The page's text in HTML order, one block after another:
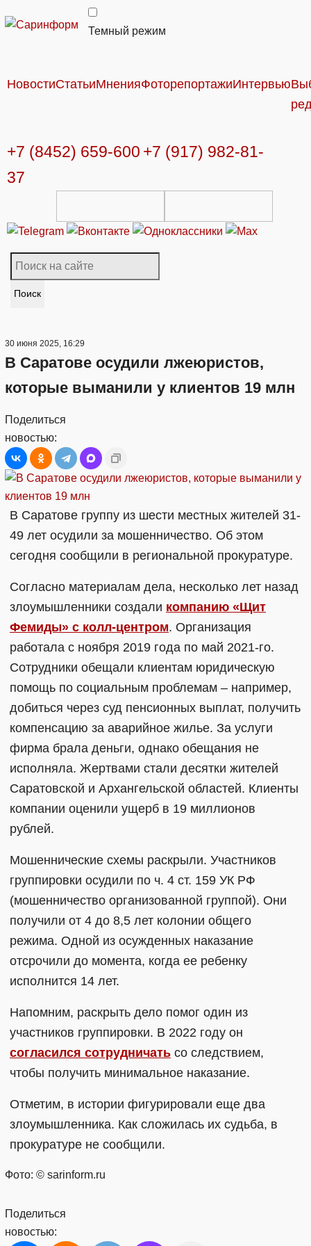
Темный режим
НовостиСтатьиМненияФоторепортажиИнтервью
+7 (8452) 659-600 +7 (917) 982-81-
37
Поиск
30 июня 2025, 16:29
В Саратове осудили лжеюристов,
которые выманили у клиентов 19 млн
Поделиться
новостью:
В Саратове группу из шести местных жителей 31-
49 лет осудили за мошенничество. Об этом
сегодня сообщили в региональной прокуратуре.
Согласно материалам дела, несколько лет назад
злоумышленники создали компанию «Щит
Фемиды» с колл-центром. Организация
работала с ноября 2019 года по май 2021-го.
Сотрудники обещали клиентам юридическую
помощь по социальным проблемам – например,
добиться через суд пенсионных выплат, получить
компенсацию за аварийное жилье. За услуги
фирма брала деньги, однако обещания не
исполняла. Жертвами стали десятки жителей
Саратовской и Архангельской областей. Клиенты
компании оценили ущерб в 19 миллионов
рублей.
Мошеннические схемы раскрыли. Участников
группировки осудили по ч. 4 ст. 159 УК РФ
(мошенничество организованной группой). Они
получили от 4 до 8,5 лет колонии общего
режима. Одной из осужденных наказание
отсрочили до момента, когда ее ребенку
исполнится 14 лет.
Напомним, раскрыть дело помог один из
участников группировки. В 2022 году он
согласился сотрудничать со следствием,
чтобы получить минимальное наказание.
Отметим, в истории фигурировали еще два
злоумышленника. Как сложилась их судьба, в
прокуратуре не сообщили.
Фото: © sarinform.ru
Поделиться
новостью: